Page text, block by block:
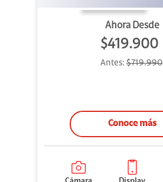
Ahora Desde
$419.900
Antes: $719.990
Conoce más